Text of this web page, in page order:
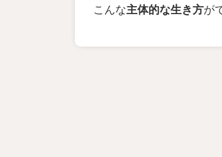
こんな主体的な生き方が